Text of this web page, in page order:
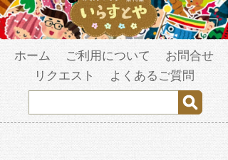
ホーム ご利用について
お問合せ
リクエスト
よくあるご質問